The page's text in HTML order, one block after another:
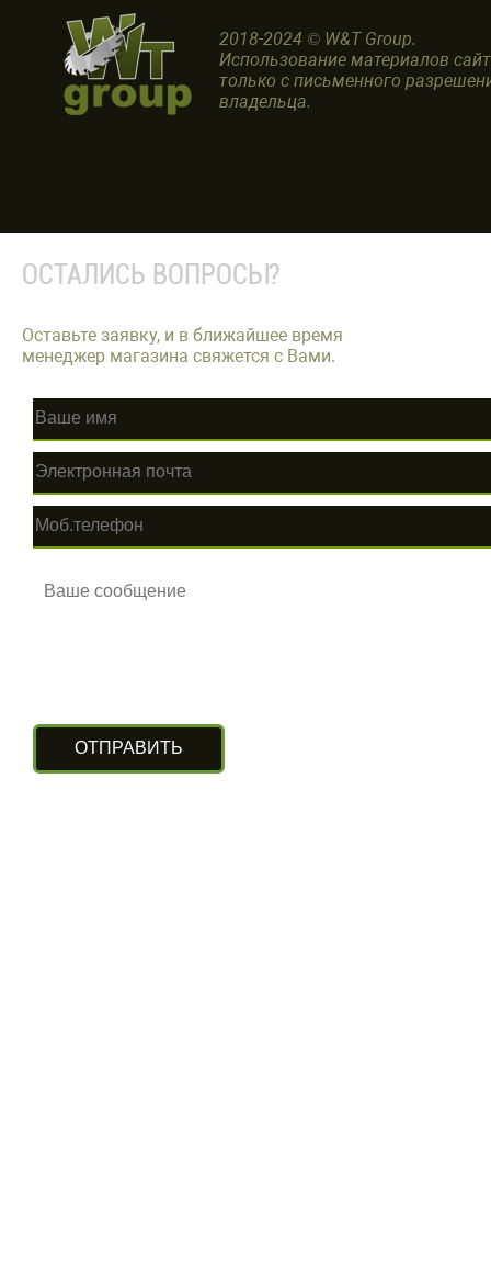
2018-2024 © W&T Group.
Использование материалов
только с письменного
владельца.
ОСТАЛИСЬ ВОПРОСЫ?
Оставьте заявку, и в ближайшее время
менеджер магазина свяжется с Вами.